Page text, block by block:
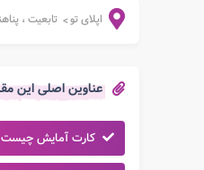
اپلای تو> تابعیت ،
عناوین اصلی این
کارت آمایش چیست